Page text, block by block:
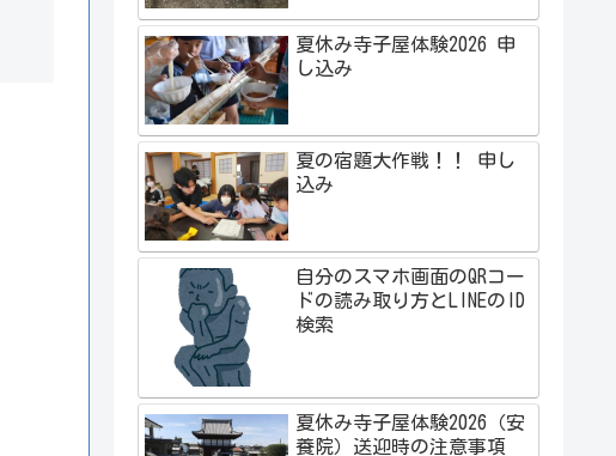
夏休み寺子屋体験2026 申
し込み
夏の宿題大作戦！！ 申し
込み
自分のスマホ画面のQRコー
ドの読み取り方とLINEのID
検索
夏休み寺子屋体験2026（安
養院）送迎時の注意事項